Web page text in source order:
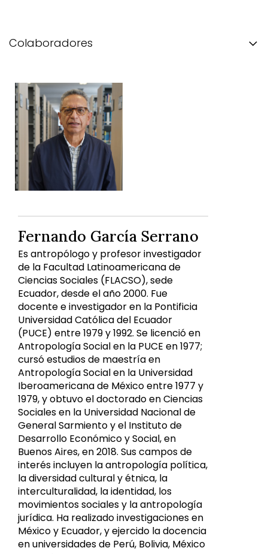
Colaboradores
Fernando García Serrano
Es antropólogo y profesor investigador
de la Facultad Latinoamericana de
Ciencias Sociales (FLACSO), sede
Ecuador, desde el año 2000. Fue
docente e investigador en la Pontificia
Universidad Católica del Ecuador
(PUCE) entre 1979 y 1992. Se licenció en
Antropología Social en la PUCE en 1977;
cursó estudios de maestría en
Antropología Social en la Universidad
Iberoamericana de México entre 1977 y
1979, y obtuvo el doctorado en Ciencias
Sociales en la Universidad Nacional de
General Sarmiento y el Instituto de
Desarrollo Económico y Social, en
Buenos Aires, en 2018. Sus campos de
interés incluyen la antropología política,
la diversidad cultural y étnica, la
interculturalidad, la identidad, los
movimientos sociales y la antropología
jurídica. Ha realizado investigaciones en
México y Ecuador, y ejercido la docencia
en universidades de Perú, Bolivia, México